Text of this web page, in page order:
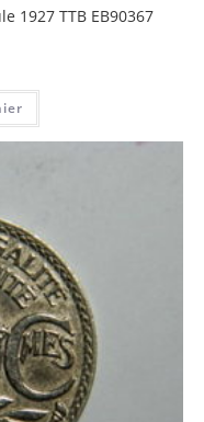
1927 TTB EB90367